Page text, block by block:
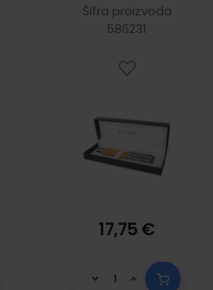
olovka + roler
Šifra proizvoda
586231
17,75 €